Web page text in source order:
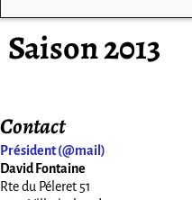
Saison 2013
Contact
Président (@mail)
David Fontaine
Rte du Péleret 51